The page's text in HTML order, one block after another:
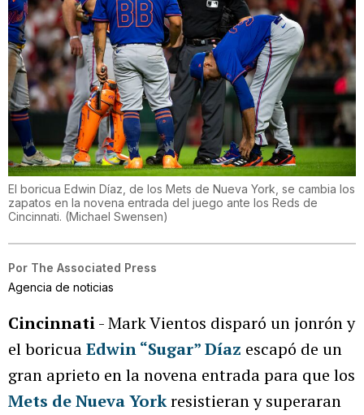
El boricua Edwin Díaz, de los Mets de Nueva York, se cambia los
zapatos en la novena entrada del juego ante los Reds de
Cincinnati. (Michael Swensen)
Por The Associated Press
Agencia de noticias
Cincinnati- Mark Vientos disparó un jonrón y
el boricuaEdwin “Sugar” Díaz escapó de un
gran aprieto en la novena entrada para que los
Mets de Nueva Yorkresistieran y superaran